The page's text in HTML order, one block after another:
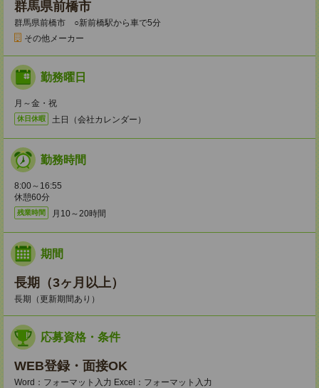
群馬県前橋市
群馬県前橋市 ○新前橋駅から車で5分
その他メーカー
勤務曜日
月～金・祝
休日休暇 土日（会社カレンダー）
勤務時間
8:00～16:55
休憩60分
残業時間 月10～20時間
期間
長期（3ヶ月以上）
長期（更新期間あり）
応募資格・条件
WEB登録・面接OK
Word：フォーマット入力 Excel：フォーマット入力